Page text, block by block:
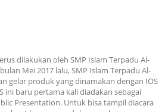
dilakukan oleh SMP Islam Terpadu Al-
Mei 2017 lalu, SMP Islam Terpadu Al-
gelar produk yang dinamakan dengan IOS
ini baru pertama kali diadakan sebagai
Presentation. Untuk bisa tampil diacara